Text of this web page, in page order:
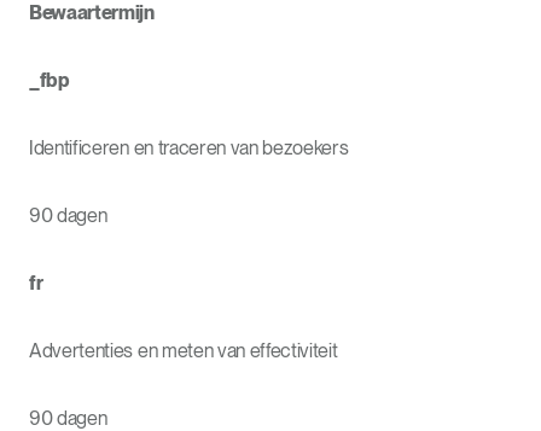
Bewaartermijn
_fbp
Identificeren en traceren van bezoekers
90 dagen
fr
Advertenties en meten van effectiviteit
90 dagen